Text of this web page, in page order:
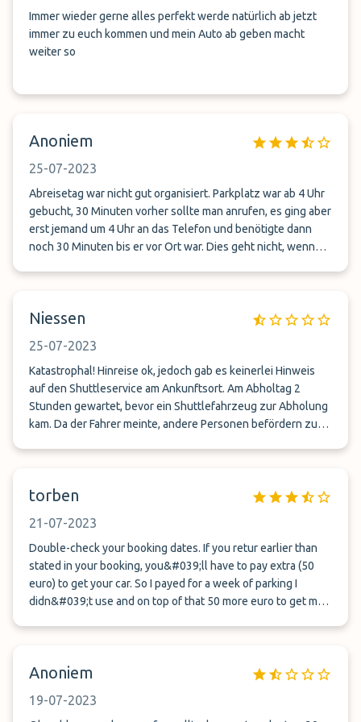
Boarding (ca.8:40Uhr) hatte ich wohl vermutlich von Ihnen
ein Anruf bekommen, konnte erst wieder ans Telefon gehen
wo wir im Flieger saßen…sprich 5min später, aber wieder
gerne etwas extra für den erneuten Transfer gezahlt, aber
Ich bitte um Stellungnahme Mit freundlichen Grüßen Robin
Hermann&quot;
Immer wieder gerne alles perfekt werde natürlich ab jetzt
immer zu euch kommen und mein Auto ab geben macht
weiter so
Anoniem
25-07-2023
Abreisetag war nicht gut organisiert. Parkplatz war ab 4 Uhr
gebucht, 30 Minuten vorher sollte man anrufen, es ging aber
erst jemand um 4 Uhr an das Telefon und benötigte dann
noch 30 Minuten bis er vor Ort war. Dies geht nicht, wenn
besser. Die Mitarbeiter waren freundlich und pünktlich am
Niessen
25-07-2023
Katastrophal! Hinreise ok, jedoch gab es keinerlei Hinweis
auf den Shuttleservice am Ankunftsort. Am Abholtag 2
Stunden gewartet, bevor ein Shuttlefahrzeug zur Abholung
kam. Da der Fahrer meinte, andere Personen befördern zu
Hinzu kommt dessen unfreundliches und sogar teilweise
wir garantiert nie, nie, nie wieder wählen werden.
torben
21-07-2023
Double-check your booking dates. If you retur earlier than
stated in your booking, you&#039;ll have to pay extra (50
euro) to get your car. So I payed for a week of parking I
didn&#039;t use and on top of that 50 more euro to get my
Anoniem
19-07-2023